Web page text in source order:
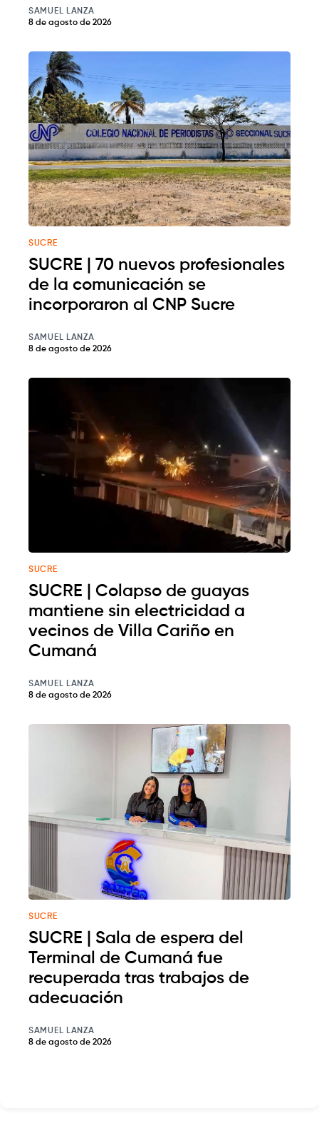
SAMUEL LANZA
8 de agosto de 2026
SUCRE
SUCRE | 70 nuevos profesionales
de la comunicación se
incorporaron al CNP Sucre
SAMUEL LANZA
8 de agosto de 2026
SUCRE
SUCRE | Colapso de guayas
mantiene sin electricidad a
vecinos de Villa Cariño en
Cumaná
SAMUEL LANZA
8 de agosto de 2026
SUCRE
SUCRE | Sala de espera del
Terminal de Cumaná fue
recuperada tras trabajos de
adecuación
SAMUEL LANZA
8 de agosto de 2026